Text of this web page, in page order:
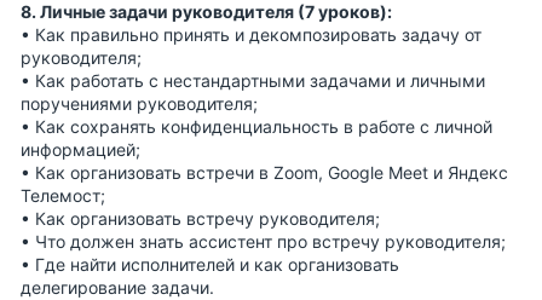
8. Личные задачи руководителя (7 уроков):
• Как правильно принять и декомпозировать задачу от
руководителя;
• Как работать с нестандартными задачами и личными
поручениями руководителя;
• Как сохранять конфиденциальность в работе с личной
информацией;
• Как организовать встречи в Zoom, Google Meet и Яндекс
Телемост;
• Как организовать встречу руководителя;
• Что должен знать ассистент про встречу руководителя;
• Где найти исполнителей и как организовать
делегирование задачи.